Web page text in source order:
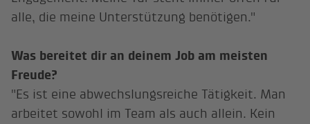
alle, die meine Unterstützung benötigen."
Was bereitet dir an deinem Job am meisten
Freude?
"Es ist eine abwechslungsreiche Tätigkeit. Man
arbeitet sowohl im Team als auch allein. Kein